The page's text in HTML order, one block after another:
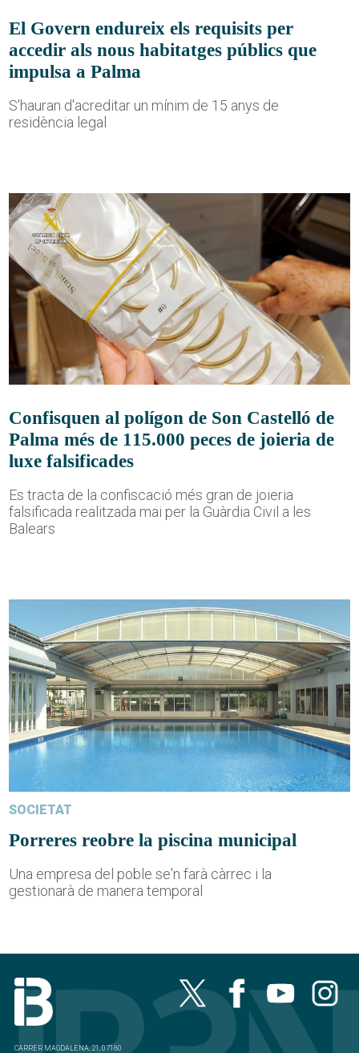
El Govern endureix els requisits per
accedir als nous habitatges públics que
impulsa a Palma
S'hauran d'acreditar un mínim de 15 anys de
residència legal
Confisquen al polígon de Son Castelló de
Palma més de 115.000 peces de joieria de
luxe falsificades
Es tracta de la confiscació més gran de joieria
falsificada realitzada mai per la Guàrdia Civil a les
Balears
SOCIETAT
Porreres reobre la piscina municipal
Una empresa del poble se'n farà càrrec i la
gestionarà de manera temporal
CARRER MAGDALENA, 21, 07180